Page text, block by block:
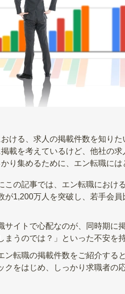
ける、求人の掲載件数を知りた
載を考えているけど、他社の
り集めるために、エン転職には
この記事では、エン転職におけ
が1,200万人を突破し、若手会
サイトで心配なのが、同時期に
まうのでは？」といった不安を
ン転職の掲載件数をご紹介する
クをはじめ、しっかり求職者の